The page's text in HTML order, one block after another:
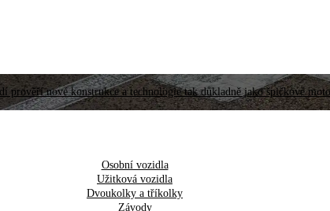
prověří nové konstrukce a technologie tak důkladně jako špičkové
Osobní vozidla
Užitková vozidla
Dvoukolky a tříkolky
Závody